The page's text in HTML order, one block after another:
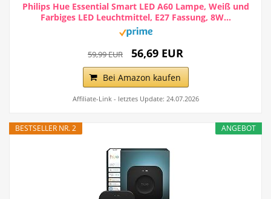
Philips Hue Essential Smart LED A60 Lampe, Weiß und
Farbiges LED Leuchtmittel, E27 Fassung, 8W...
59,99 EUR 56,69 EUR
Bei Amazon kaufen
Affiliate-Link - letztes Update: 24.07.2026
ANGEBOT
BESTSELLER NR. 2